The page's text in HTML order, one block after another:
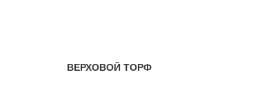
ВЕРХОВОЙ ТОРФ